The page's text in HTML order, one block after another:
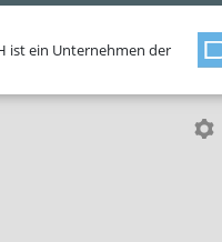
ist ein Unternehmen der